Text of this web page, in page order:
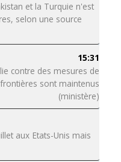
et la Turquie n'est
selon une source
15:31
contre des mesures de
sont maintenus
(ministère)
aux Etats-Unis mais